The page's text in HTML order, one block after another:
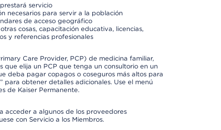
servicio
necesarios para servir a la población
de acceso geográfico
cosas, capacitación educativa, licencias,
y referencias profesionales
Care Provider, PCP) de medicina familiar,
que elija un PCP que tenga un consultorio en un
deba pagar copagos o coseguros más altos para
para obtener detalles adicionales. Use el menú
de Kaiser Permanente.
acceder a algunos de los proveedores
con Servicio a los Miembros.